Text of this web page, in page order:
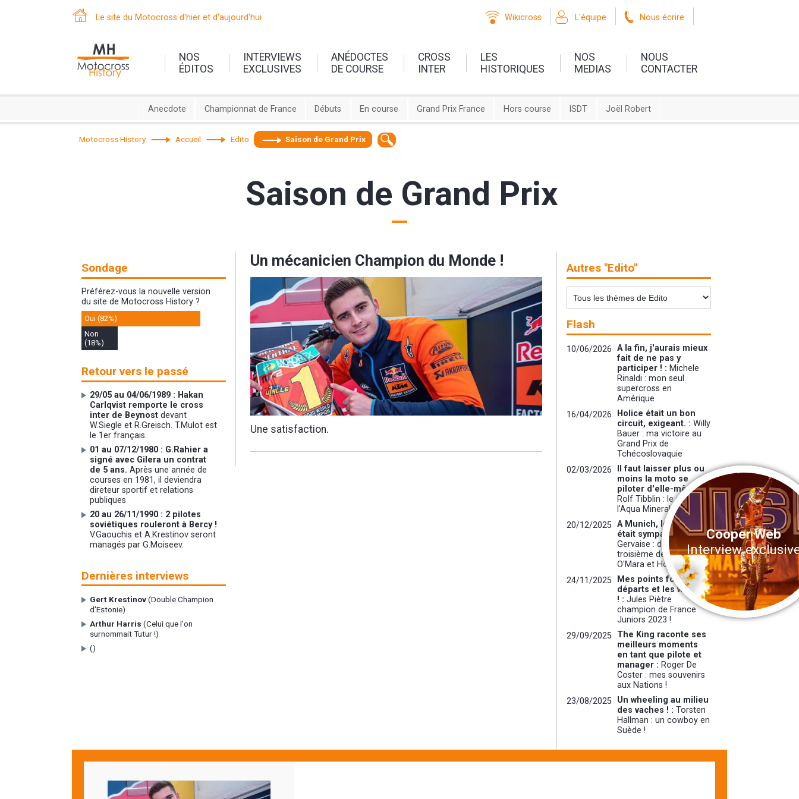
Le site du Motocross d'hier et d'aujourd'hui Wikicross L'équipe Nous écrire
NOS
ÉDITOS
INTERVIEWS
EXCLUSIVES
ANÉDOCTES
DE COURSE
CROSS
INTER
LES
HISTORIQUES
NOS
MEDIAS
NOUS
CONTACTER
Anecdote Championnat de France Débuts En course Grand Prix France Hors course ISDT Joël Robert
Motocross History Accueil Edito Saison de Grand Prix
Saison de Grand Prix
Cooper Web
Interview
Sondage
Préférez-vous la nouvelle version
du site de Motocross History ?
Oui (82%)
Non
(18%)
Retour vers le passé
29/05 au 04/06/1989 : Hakan
Carlqvist remporte le cross
inter de Beynost devant
W.Siegle et R.Greisch. T.Mulot est
le 1er français.
01 au 07/12/1980 : G.Rahier a
signé avec Gilera un contrat
de 5 ans.Après une année de
courses en 1981, il deviendra
direteur sportif et relations
publiques
20 au 26/11/1990 : 2 pilotes
soviétiques rouleront à Bercy !
V.Gaouchis et A.Krestinov seront
managés par G.Moiseev.
Dernières interviews
Gert Krestinov(Double Champion
d'Estonie)
Arthur Harris (Celui que l'on
surnommait Tutur !)
()
Un mécanicien Champion du Monde !
Une satisfaction.
Autres "Edito"
Flash
10/06/2026
A la fin, j'aurais mieux
fait de ne pas y
participer ! : Michele
Rinaldi : mon seul
supercross en
Amérique
16/04/2026
Holice était un bon
circuit, exigeant. :Willy
Bauer : ma victoire au
Grand Prix de
Tchécoslovaquie
02/03/2026
Il faut laisser plus ou
moins la moto se
piloter d'elle-même :
Rolf Tibblin : le saut de
l'Aqua Minerale a Imola
20/12/2025 A Munich, le circuit
était sympa :Yves
Gervaise : deux fois
troisième derrière
O'Mara et Holley !
24/11/2025
Mes points forts : les
départs et les whoops
! :Jules Piètre
champion de France
Juniors 2023 !
29/09/2025 The King raconte ses
meilleurs moments
en tant que pilote et
manager : Roger De
Coster : mes souvenirs
aux Nations !
23/08/2025 Un wheeling au milieu
des vaches ! :Torsten
Hallman : un cowboy en
Suède !